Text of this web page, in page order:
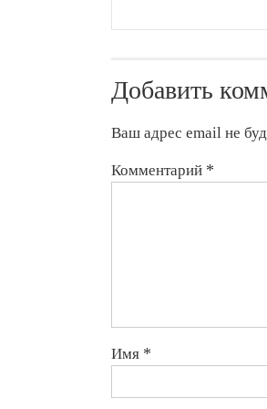
Добавить
Ваш адрес email не
Комментарий *
Имя *